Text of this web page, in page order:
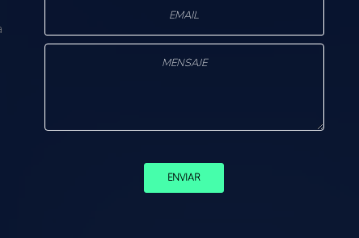
ENVIAR